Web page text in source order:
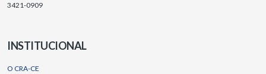
3421-0909
INSTITUCIONAL
O CRA-CE